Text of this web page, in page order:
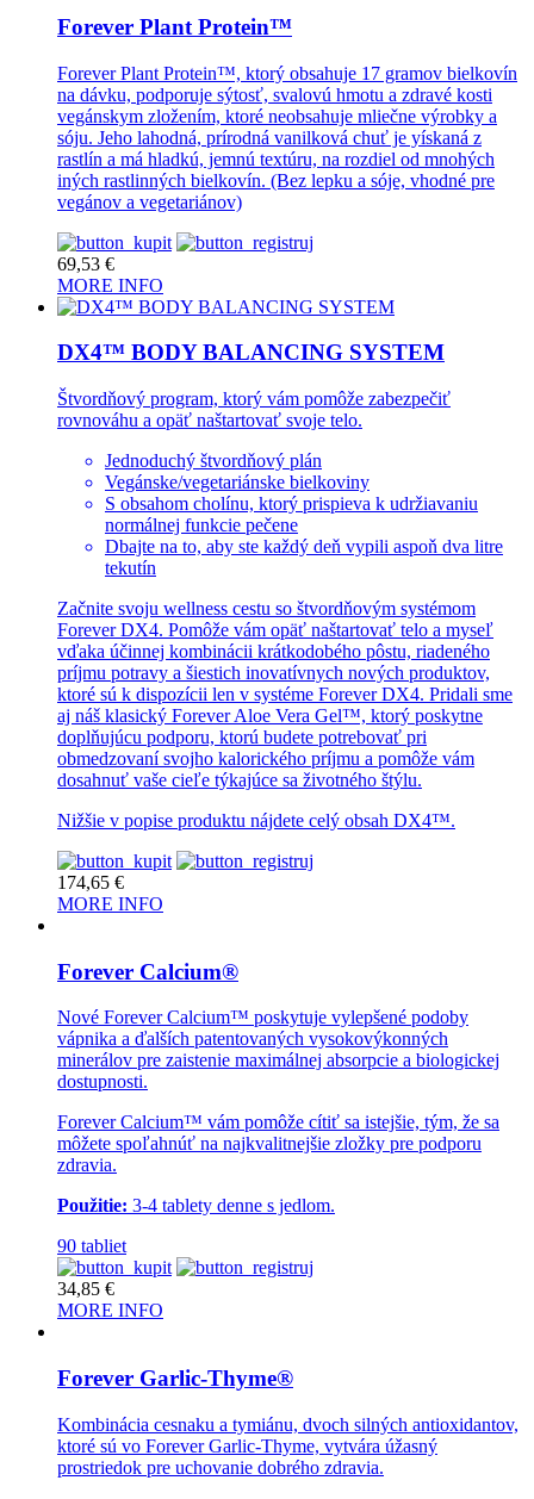
Forever Plant Protein™
Forever Plant Protein™, ktorý obsahuje 17 gramov bielkovín
na dávku, podporuje sýtosť, svalovú hmotu a zdravé kosti
vegánskym zložením, ktoré neobsahuje mliečne výrobky a
sóju. Jeho lahodná, prírodná vanilková chuť je yískaná z
rastlín a má hladkú, jemnú textúru, na rozdiel od mnohých
iných rastlinných bielkovín. (Bez lepku a sóje, vhodné pre
vegánov a vegetariánov)
69,53 €
MORE INFO
DX4™ BODY BALANCING SYSTEM
Štvordňový program, ktorý vám pomôže zabezpečiť
rovnováhu a opäť naštartovať svoje telo.
Jednoduchý štvordňový plán
Vegánske/vegetariánske bielkoviny
S obsahom cholínu, ktorý prispieva k udržiavaniu
normálnej funkcie pečene
Dbajte na to, aby ste každý deň vypili aspoň dva litre
tekutín
Začnite svoju wellness cestu so štvordňovým systémom
Forever DX4. Pomôže vám opäť naštartovať telo a myseľ
vďaka účinnej kombinácii krátkodobého pôstu, riadeného
príjmu potravy a šiestich inovatívnych nových produktov,
ktoré sú k dispozícii len v systéme Forever DX4. Pridali sme
aj náš klasický Forever Aloe Vera Gel™, ktorý poskytne
doplňujúcu podporu, ktorú budete potrebovať pri
obmedzovaní svojho kalorického príjmu a pomôže vám
dosahnuť vaše cieľe týkajúce sa životného štýlu.
Nižšie v popise produktu nájdete celý obsah DX4™.
174,65 €
MORE INFO
Forever Calcium®
Nové Forever Calcium™ poskytuje vylepšené podoby
vápnika a ďalších patentovaných vysokovýkonných
minerálov pre zaistenie maximálnej absorpcie a biologickej
dostupnosti.
Forever Calcium™ vám pomôže cítiť sa istejšie, tým, že sa
môžete spoľahnúť na najkvalitnejšie zložky pre podporu
zdravia.
Použitie: 3-4 tablety denne s jedlom.
90 tabliet
34,85 €
MORE INFO
Forever Garlic-Thyme®
Kombinácia cesnaku a tymiánu, dvoch silných antioxidantov,
ktoré sú vo Forever Garlic-Thyme, vytvára úžasný
prostriedok pre uchovanie dobrého zdravia.